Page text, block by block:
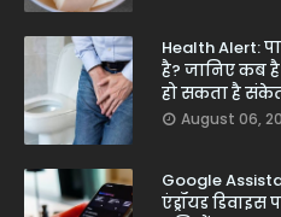
Health Alert:
है? जानिए कब
हो सकता है
August 06,
Google
एंड्रॉयड